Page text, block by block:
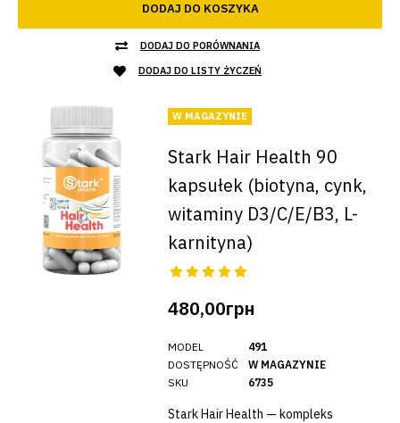
DODAJ DO KOSZYKA
DODAJ DO PORÓWNANIA
DODAJ DO LISTY ŻYCZEŃ
W MAGAZYNIE
Stark Hair Health 90
kapsułek (biotyna, cynk,
witaminy D3/C/E/B3, L-
karnityna)
480,00грн
MODEL
DOSTĘPNOŚĆ
SKU
491
W MAGAZYNIE
6735
Stark Hair Health — kompleks